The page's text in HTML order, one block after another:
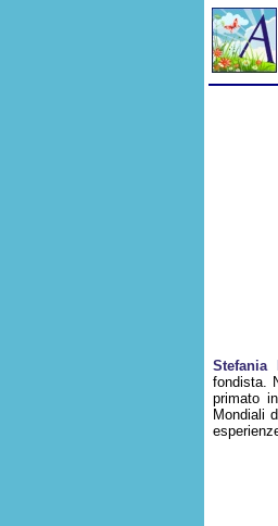
Stefania
fondista.
primato
Mondiali